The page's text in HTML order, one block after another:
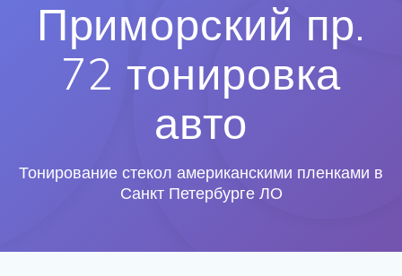
Приморский пр.
72 тонировка
авто
Тонирование стекол американскими пленками в
Санкт Петербурге ЛО